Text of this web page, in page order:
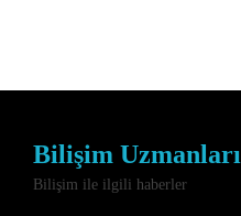
Bilişim Uzmanları
Bilişim ile ilgili haberler